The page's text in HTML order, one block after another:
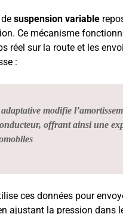
suspension variable
Ce mécanisme
réel sur la route et les
:
modifie
offrant ainsi une
ces données pour
ajustant la pression dans